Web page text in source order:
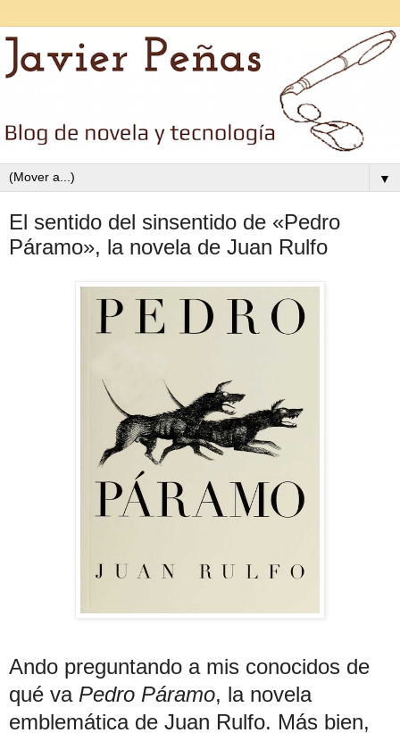
▼
El sentido del sinsentido de «Pedro
Páramo», la novela de Juan Rulfo
Ando preguntando a mis conocidos de
qué va Pedro Páramo, la novela
emblemática de Juan Rulfo. Más bien,